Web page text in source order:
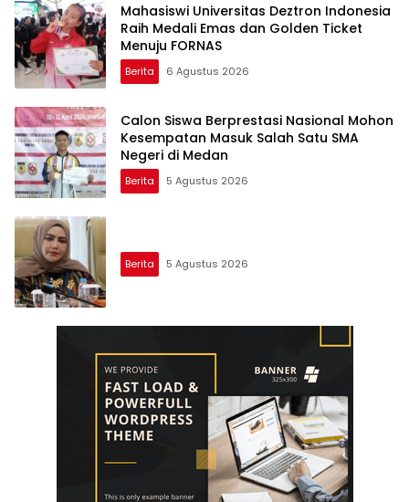
Mahasiswi Universitas Deztron Indonesia
Raih Medali Emas dan Golden Ticket
Menuju FORNAS
Berita 6 Agustus 2026
Calon Siswa Berprestasi Nasional Mohon
Kesempatan Masuk Salah Satu SMA
Negeri di Medan
Berita 5 Agustus 2026
Berita 5 Agustus 2026